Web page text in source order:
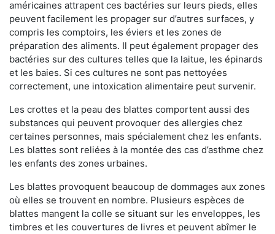
américaines attrapent ces bactéries sur leurs pieds, elles
peuvent facilement les propager sur d’autres surfaces, y
compris les comptoirs, les éviers et les zones de
préparation des aliments. Il peut également propager des
bactéries sur des cultures telles que la laitue, les épinards
et les baies. Si ces cultures ne sont pas nettoyées
correctement, une intoxication alimentaire peut survenir.
Les crottes et la peau des blattes comportent aussi des
substances qui peuvent provoquer des allergies chez
certaines personnes, mais spécialement chez les enfants.
Les blattes sont reliées à la montée des cas d’asthme chez
les enfants des zones urbaines.
Les blattes provoquent beaucoup de dommages aux zones
où elles se trouvent en nombre. Plusieurs espèces de
blattes mangent la colle se situant sur les enveloppes, les
timbres et les couvertures de livres et peuvent abîmer le